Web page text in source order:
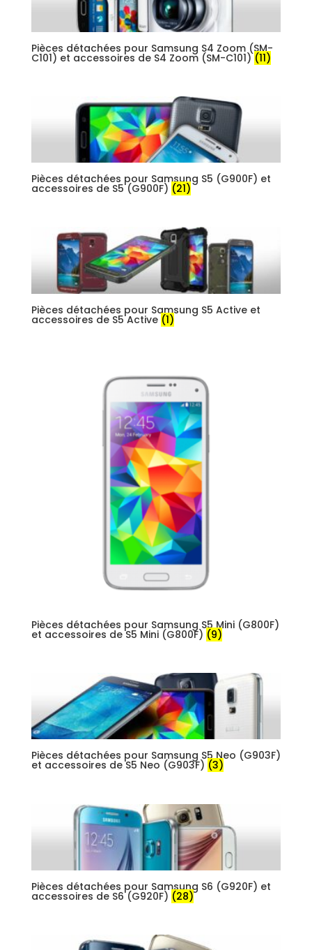
Pièces détachées pour Samsung S4 Zoom (SM-
C101) et accessoires de S4 Zoom (SM-C101)(11)
Pièces détachées pour Samsung S5 (G900F) et
accessoires de S5 (G900F) (21)
Pièces détachées pour Samsung S5 Active et
accessoires de S5 Active (1)
Pièces détachées pour Samsung S5 Mini (G800F)
et accessoires de S5 Mini (G800F) (9)
Pièces détachées pour Samsung S5 Neo (G903F)
et accessoires de S5 Neo (G903F) (3)
Pièces détachées pour Samsung S6 (G920F) et
accessoires de S6 (G920F) (28)